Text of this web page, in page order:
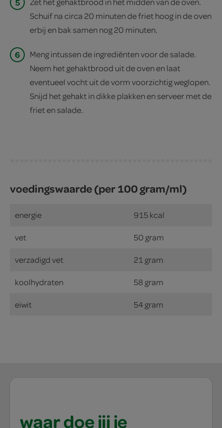
5
Schuif na circa 20 minuten de friet hoog in de oven
erbij en bak samen nog 20 minuten.
6
Meng intussen de ingrediënten voor de salade.
Neem het gehaktbrood uit de oven en laat
eventueel vocht uit de vorm voorzichtig weglopen.
Snijd het gehakt in dikke plakken en serveer met de
friet en salade.
voedingswaarde (per 100 gram/ml)
energie 915 kcal
vet 50 gram
verzadigd vet 21 gram
koolhydraten 58 gram
eiwit 54 gram
waar doe jij je